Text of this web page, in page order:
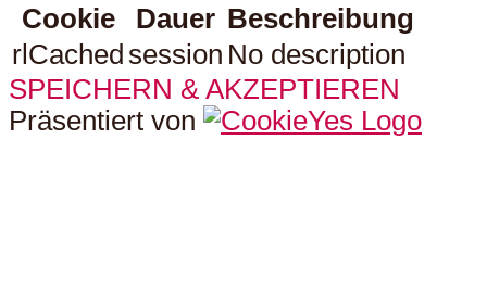
Cookie
Dauer Beschreibung
rlCached session No description
SPEICHERN & AKZEPTIEREN
Präsentiert von